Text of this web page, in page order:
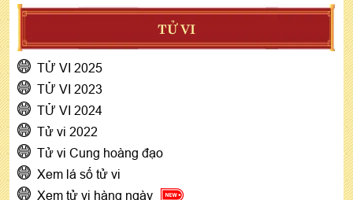
TỬ VI
TỬ VI 2025
TỬ VI 2023
TỬ VI 2024
Tử vi 2022
Tử vi Cung hoàng đạo
Xem lá số tử vi
Xem tử vi hàng ngày